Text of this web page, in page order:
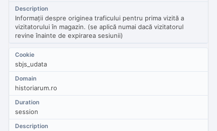
Informații despre originea traficului pentru prima vizită a
vizitatorului în magazin. (se aplică numai dacă vizitatorul
revine înainte de expirarea sesiunii)
sbjs_udata
historiarum.ro
session